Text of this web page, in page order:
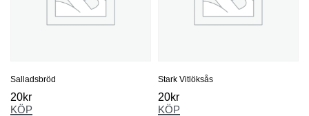
Salladsbröd
20kr
KÖP
Stark Vitlöksås
20kr
KÖP